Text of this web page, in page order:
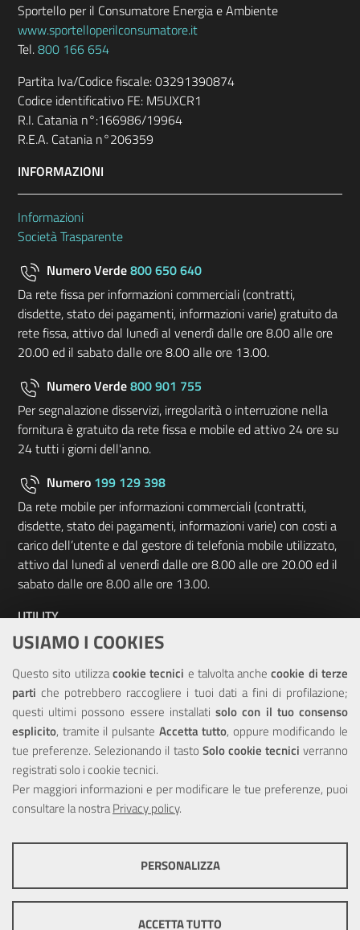
USIAMO I COOKIES
Questo sito utilizzacookie tecnici e talvolta anchecookie di terze
parti che potrebbero raccogliere i tuoi dati a fini di profilazione;
questi ultimi possono essere installatisolo con il tuo consenso
esplicito, tramite il pulsante Accetta tutto, oppure modificando le
tue preferenze. Selezionando il tasto Solo cookie tecnici verranno
registrati solo i cookie tecnici.
Per maggiori informazioni e per modificare le tue preferenze, puoi
consultare la nostraPrivacy policy.
PERSONALIZZA
ACCETTA TUTTO
Sportello per il Consumatore Energia e Ambiente
www.sportelloperilconsumatore.it
Tel.800 166 654
Partita Iva/Codice fiscale: 03291390874
Codice identificativo FE: M5UXCR1
R.I. Catania n°:166986/19964
R.E.A. Catania n°206359
INFORMAZIONI
Informazioni
Società Trasparente
Numero Verde800 650 640
Da rete fissa per informazioni commerciali (contratti,
disdette, stato dei pagamenti, informazioni varie) gratuito da
rete fissa, attivo dal lunedì al venerdì dalle ore 8.00 alle ore
20.00 ed il sabato dalle ore 8.00 alle ore 13.00.
Numero Verde800 901 755
Per segnalazione disservizi, irregolarità o interruzione nella
fornitura è gratuito da rete fissa e mobile ed attivo 24 ore su
24 tutti i giorni dell'anno.
Numero 199 129 398
Da rete mobile per informazioni commerciali (contratti,
disdette, stato dei pagamenti, informazioni varie) con costi a
carico dell’utente e dal gestore di telefonia mobile utilizzato,
attivo dal lunedì al venerdì dalle ore 8.00 alle ore 20.00 ed il
sabato dalle ore 8.00 alle ore 13.00.
UTILITY
Sitemap
NOTE LEGALI
Note Legali
Privacy
Dichiarazione di accessibilità